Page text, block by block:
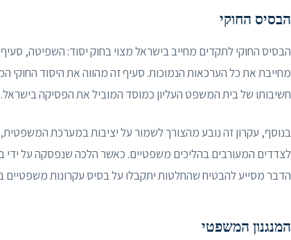
הבסיס החוקי
מחייבת את כל הערכאות הנמוכות. סעיף זה מהווה את היסוד
חשיבותו של בית המשפט העליון כמוסד המוביל את הפסיקה בישראל.
בנוסף, עקרון זה נובע מהצורך לשמור על יציבות במערכת
לצדדים המעורבים בהליכים משפטיים. כאשר הלכה שנפסקה על ידי
הדבר מסייע להבטיח שהחלטות יתקבלו על בסיס עקרונות משפטיים
המנגנון המשפטי